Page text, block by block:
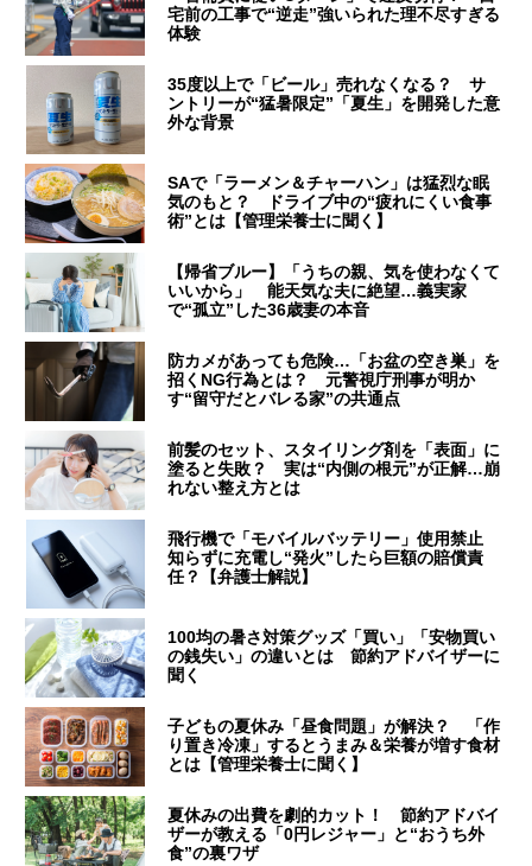
宅前の工事で“逆走”強いられた理不尽すぎる
体験
35度以上で「ビール」売れなくなる？ サ
ントリーが“猛暑限定”「夏生」を開発した意
外な背景
SAで「ラーメン＆チャーハン」は猛烈な眠
気のもと？ ドライブ中の“疲れにくい食事
術”とは【管理栄養士に聞く】
【帰省ブルー】「うちの親、気を使わなくて
いいから」 能天気な夫に絶望…義実家
で“孤立”した36歳妻の本音
防カメがあっても危険…「お盆の空き巣」を
招くNG行為とは？ 元警視庁刑事が明か
す“留守だとバレる家”の共通点
前髪のセット、スタイリング剤を「表面」に
塗ると失敗？ 実は“内側の根元”が正解…崩
れない整え方とは
飛行機で「モバイルバッテリー」使用禁止
知らずに充電し“発火”したら巨額の賠償責
任？【弁護士解説】
100均の暑さ対策グッズ「買い」「安物買い
の銭失い」の違いとは 節約アドバイザーに
聞く
子どもの夏休み「昼食問題」が解決？ 「作
り置き冷凍」するとうまみ＆栄養が増す食材
とは【管理栄養士に聞く】
夏休みの出費を劇的カット！ 節約アドバイ
ザーが教える「0円レジャー」と“おうち外
食”の裏ワザ